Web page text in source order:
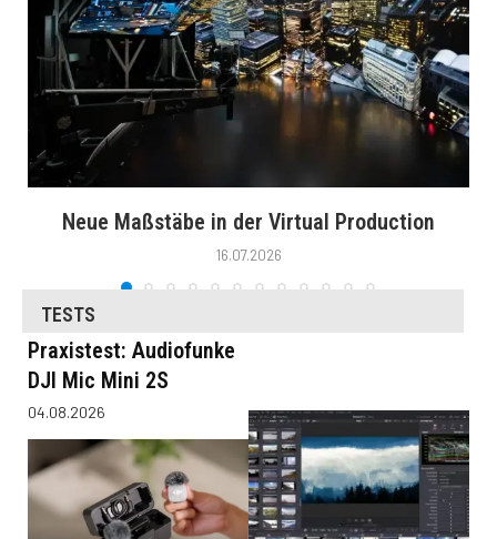
Neue Maßstäbe in der Virtual Production
16.07.2026
TESTS
Praxistest: Audiofunke
DJI Mic Mini 2S
04.08.2026